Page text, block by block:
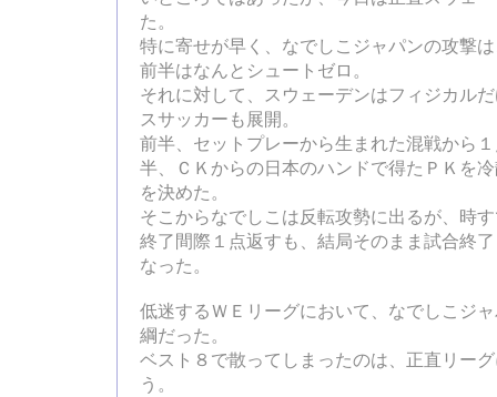
た。
特に寄せが早く、なでしこジャパンの攻撃
前半はなんとシュートゼロ。
それに対して、スウェーデンはフィジカル
スサッカーも展開。
前半、セットプレーから生まれた混戦から
半、ＣＫからの日本のハンドで得たＰＫを
を決めた。
そこからなでしこは反転攻勢に出るが、時
終了間際１点返すも、結局そのまま試合終
なった。
低迷するＷＥリーグにおいて、なでしこジ
綱だった。
ベスト８で散ってしまったのは、正直リー
う。